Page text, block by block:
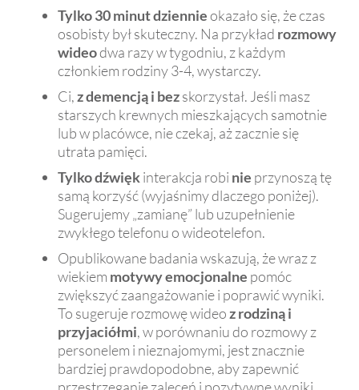
Tylko 30 minut dziennieokazało się, że czas
osobisty był skuteczny. Na przykład rozmowy
wideodwa razy w tygodniu, z każdym
członkiem rodziny 3-4, wystarczy.
Ci,z demencją i bezskorzystał. Jeśli masz
starszych krewnych mieszkających samotnie
lub w placówce, nie czekaj, aż zacznie się
utrata pamięci.
Tylko dźwiękinterakcja robi nie przynoszą tę
samą korzyść (wyjaśnimy dlaczego poniżej).
Sugerujemy „zamianę” lub uzupełnienie
zwykłego telefonu o wideotelefon.
Opublikowane badania wskazują, że wraz z
wiekiem motywy emocjonalne pomóc
zwiększyć zaangażowanie i poprawić wyniki.
To sugeruje rozmowę wideoz rodziną i
przyjaciółmi, w porównaniu do rozmowy z
personelem i nieznajomymi, jest znacznie
bardziej prawdopodobne, aby zapewnić